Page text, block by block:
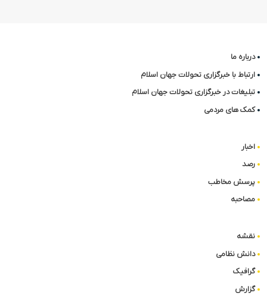
درباره ما
ارتباط با خبرگزاری تحولات جهان اسلام
تبلیغات در خبرگزاری تحولات جهان اسلام
کمک های مردمی
اخبار
رصد
پرسش مخاطب
مصاحبه
نقشه
دانش نظامی
گرافیک
گزارش